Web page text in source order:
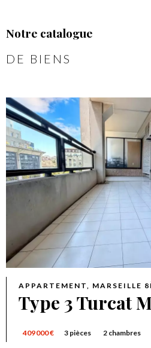
Notre catalogue
DE BIENS
APPARTEMENT, MARSEILLE
Type 3 Turcat
409 000 € 3 pièces 2 chambres